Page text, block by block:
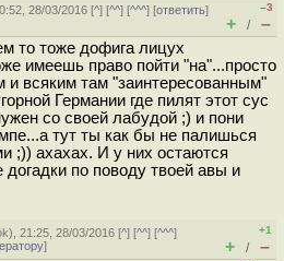
28/03/2016 [^] [^^] [^^^] [ответить]
–3
+ / –
то тоже дофига лицух
имеешь право пойти "на"...просто
и всяким там "заинтересованным"
Германии где пилят этот сус
со своей лабудой ;) и пони
тут ты как бы не палишься
;)) ахахах. И у них остаются
догадки по поводу твоей авы и
), 21:25, 28/03/2016 [^] [^^] [^^^]
]
+1
+ / –